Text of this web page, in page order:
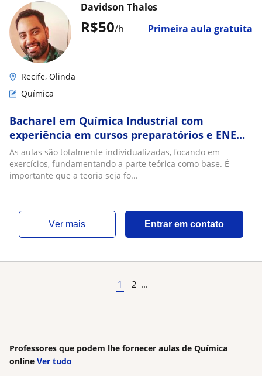
R$50/h Primeira aula gratuita
Davidson Thales
Recife, Olinda
Química
Bacharel em Química Industrial com
experiência em cursos preparatórios e ENEM
ministra aulas de Química para Ensino
fundamental e médio em Recife -
Pernambuco de Forma Presencial ou Remota
As aulas são totalmente individualizadas, focando em
exercícios, fundamentando a parte teórica como base. É
importante que a teoria seja fo...
ver mais Entrar em contato
1 2 ...
Professores que podem lhe fornecer aulas de Química
online Ver tudo